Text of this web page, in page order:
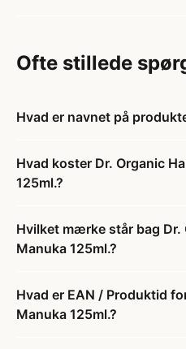
Ofte stillede
Hvad er navnet på
Hvad koster Dr. Organic
125ml.?
Hvilket mærke står bag Dr.
Manuka 125ml.?
Hvad er EAN / Produktid
Manuka 125ml.?